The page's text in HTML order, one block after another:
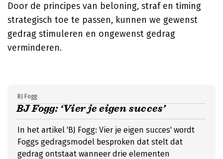
Door de principes van beloning, straf en timing
strategisch toe te passen, kunnen we gewenst
gedrag stimuleren en ongewenst gedrag
verminderen.
BJ Fogg: ‘Vier je eigen succes’
BJ Fogg
In het artikel 'BJ Fogg: Vier je eigen succes' wordt
Foggs gedragsmodel besproken dat stelt dat
gedrag ontstaat wanneer drie elementen